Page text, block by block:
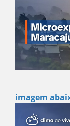
imagem